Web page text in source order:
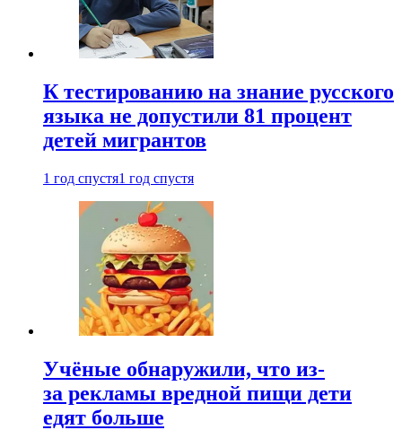
К тестированию на знание русского
языка не допустили 81 процент
детей мигрантов
1 год спустя1 год спустя
Учёные обнаружили, что из-
за рекламы вредной пищи дети
едят больше